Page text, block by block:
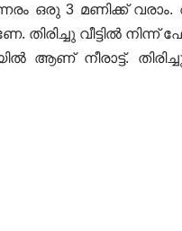
ഒരു 3 മണിക്ക് വരാം.
തിരിച്ചു വീട്ടിൽ
ആണ് നീരാട്ട്.